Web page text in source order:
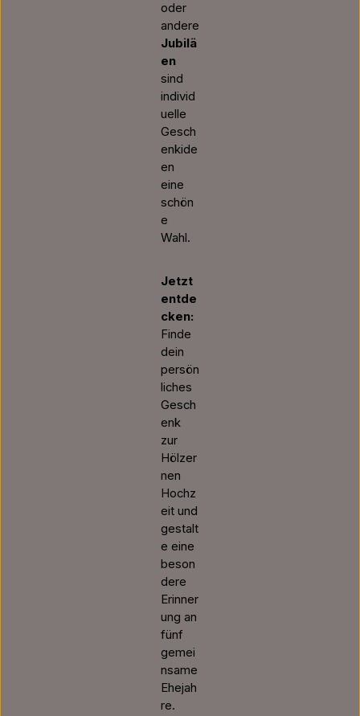
oder
andere
Jubilä
en
sind
individ
uelle
Gesch
enkide
en
eine
schön
e
Wahl.
Jetzt
entde
cken:
Finde
dein
persön
liches
Gesch
enk
zur
Hölzer
nen
Hochz
eit und
gestalt
e eine
beson
dere
Erinner
ung an
fünf
gemei
nsame
Ehejah
re.